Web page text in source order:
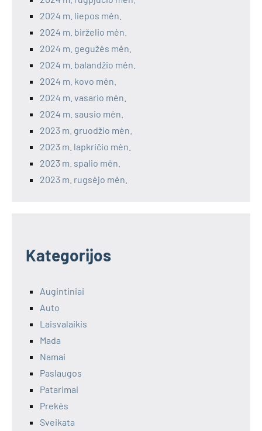
2024 m. liepos mėn.
2024 m. birželio mėn.
2024 m. gegužės mėn.
2024 m. balandžio mėn.
2024 m. kovo mėn.
2024 m. vasario mėn.
2024 m. sausio mėn.
2023 m. gruodžio mėn.
2023 m. lapkričio mėn.
2023 m. spalio mėn.
2023 m. rugsėjo mėn.
Kategorijos
Augintiniai
Auto
Laisvalaikis
Mada
Namai
Paslaugos
Patarimai
Prekės
Sveikata